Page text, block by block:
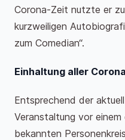
Corona-Zeit nutzte er
kurzweiligen
zum Comedian“.
Einhaltung aller
Entsprechend der
Veranstaltung vor
bekannten